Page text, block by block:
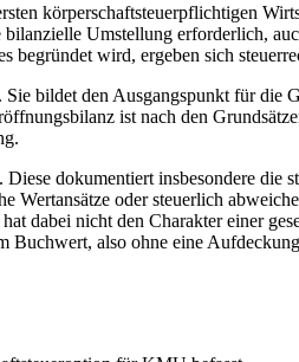
körperschaftsteuerpflichtigen
Umstellung erforderlich,
begründet wird, ergeben sich
bildet den Ausgangspunkt für die
ist nach den
dokumentiert insbesondere die
Wertansätze oder steuerlich
dabei nicht den Charakter einer
Buchwert, also ohne eine